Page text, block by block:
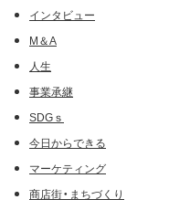
インタビュー
M＆A
人生
事業承継
SDGｓ
今日からできる
マーケティング
商店街・まちづくり